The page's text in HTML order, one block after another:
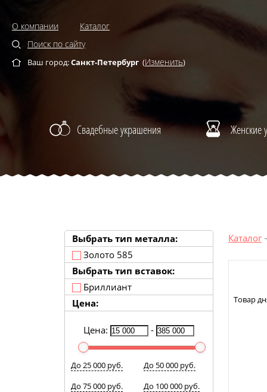
О компании
Каталог
Поиск по сайту
Ваш город:Санкт-Петербург (Изменить)
Свадебные украшения Женские
Выбрать тип металла:
Золото 585
Выбрать тип вставок:
Бриллиант
Цена:
Цена: -
До 25 000 руб.
До 50 000 руб.
До 75 000 руб.
До 100 000 руб.
Каталог
Товар